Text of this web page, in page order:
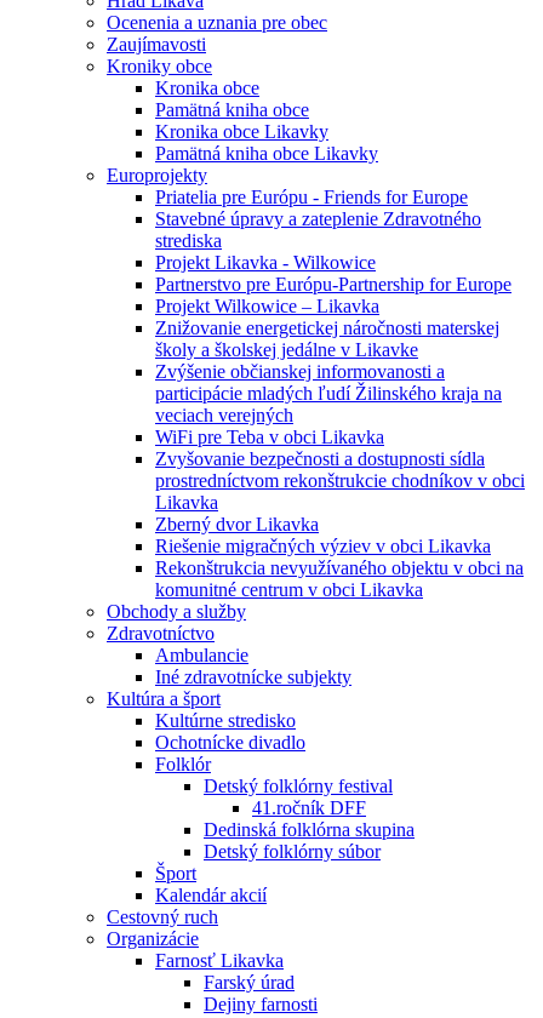
Ocenenia a uznania pre obec
Zaujímavosti
Kroniky obce
Kronika obce
Pamätná kniha obce
Kronika obce Likavky
Pamätná kniha obce Likavky
Europrojekty
Priatelia pre Európu - Friends for Europe
Stavebné úpravy a zateplenie Zdravotného
strediska
Projekt Likavka - Wilkowice
Partnerstvo pre Európu-Partnership for Europe
Projekt Wilkowice – Likavka
Znižovanie energetickej náročnosti materskej
školy a školskej jedálne v Likavke
Zvýšenie občianskej informovanosti a
participácie mladých ľudí Žilinského kraja na
veciach verejných
WiFi pre Teba v obci Likavka
Zvyšovanie bezpečnosti a dostupnosti sídla
prostredníctvom rekonštrukcie chodníkov v obci
Likavka
Zberný dvor Likavka
Riešenie migračných výziev v obci Likavka
Rekonštrukcia nevyužívaného objektu v obci na
komunitné centrum v obci Likavka
Obchody a služby
Zdravotníctvo
Ambulancie
Iné zdravotnícke subjekty
Kultúra a šport
Kultúrne stredisko
Ochotnícke divadlo
Folklór
Detský folklórny festival
41.ročník DFF
Dedinská folklórna skupina
Detský folklórny súbor
Šport
Kalendár akcií
Cestovný ruch
Organizácie
Farnosť Likavka
Farský úrad
Dejiny farnosti